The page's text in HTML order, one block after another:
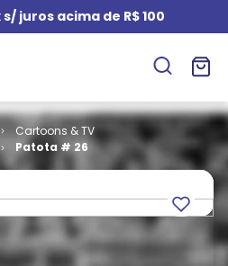
juros acima de R$ 100
Cartoons & TV
Patota # 26